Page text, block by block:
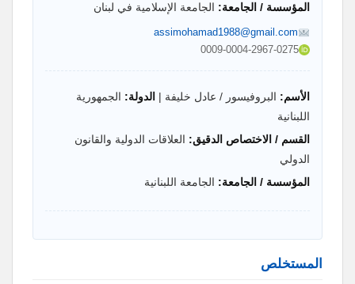
المؤسسة / الجامعة: الجامعة الإسلامية في لبنان
assimohamad1988@gmail.com
0009-0004-2967-0275
الأسم: البروفيسور / عادل خليفة | الدولة: الجمهورية
اللبنانية
القسم / الاختصاص الدقيق: العلاقات الدولية والقانون
الدولي
المؤسسة / الجامعة: الجامعة اللبنانية
المستخلص